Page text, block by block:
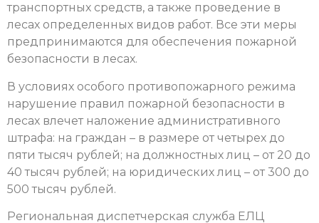
транспортных средств, а также проведение в
лесах определенных видов работ. Все эти меры
предпринимаются для обеспечения пожарной
безопасности в лесах.
В условиях особого противопожарного режима
нарушение правил пожарной безопасности в
лесах влечет наложение административного
штрафа: на граждан – в размере от четырех до
пяти тысяч рублей; на должностных лиц – от 20 до
40 тысяч рублей; на юридических лиц – от 300 до
500 тысяч рублей.
Региональная диспетчерская служба ЕЛЦ